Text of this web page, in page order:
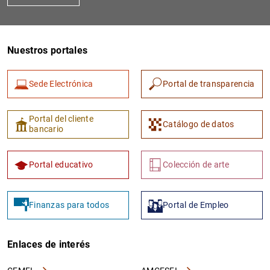
Nuestros portales
Sede Electrónica Portal de transparencia
Portal del cliente
bancario
Catálogo de datos
Portal educativo Colección de arte
Finanzas para todos Portal de Empleo
Enlaces de interés